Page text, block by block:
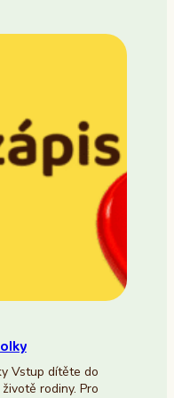
Vstup dítěte do
rodiny. Pro